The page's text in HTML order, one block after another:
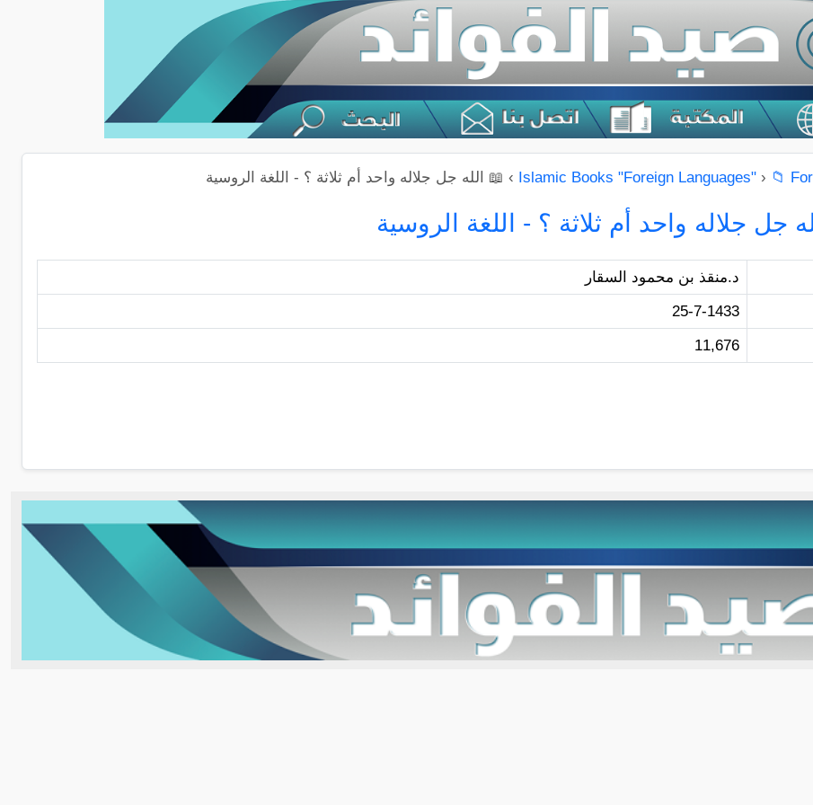
› 📁
› 📖 الله جل جلاله واحد أم ثلاثة ؟ - اللغة الروسية
جل جلاله واحد أم ثلاثة ؟ - اللغة الروسية
د.منقذ بن محمود السقار
25-7-1433
11,676